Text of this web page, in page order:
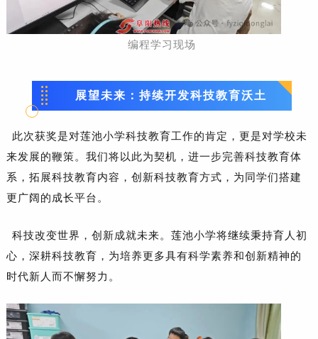
编程学习现场
展望未来：持续开发科技教育沃土
此次获奖是对莲池小学科技教育工作的肯定，更是对学校未
来发展的鞭策。我们将以此为契机，进一步完善科技教育体
系，拓展科技教育内容，创新科技教育方式，为同学们搭建
更广阔的成长平台。
科技改变世界，创新成就未来。莲池小学将继续秉持育人初
心，深耕科技教育，为培养更多具有科学素养和创新精神的
时代新人而不懈努力。